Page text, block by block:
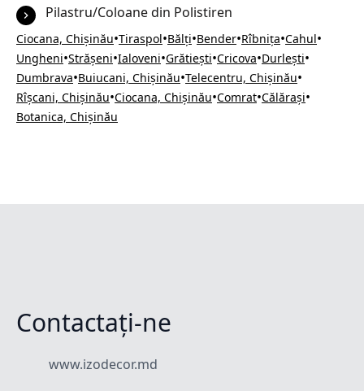
Pilastru/Coloane din Polistiren
Ciocana, Chișinău•Tiraspol•Bălți•Bender•Rîbnița•Cahul•
Ungheni•Strășeni•Ialoveni•Grătiești•Cricova•Durlești•
Dumbrava•Buiucani, Chișinău•Telecentru, Chișinău•
Rîșcani, Chișinău•Ciocana, Chișinău•Comrat•Călărași•
Botanica, Chișinău
Contactați-ne
www.izodecor.md